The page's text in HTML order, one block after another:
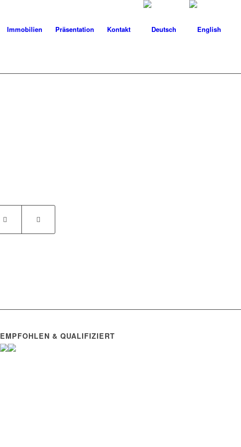
Immobilien Präsentation Kontakt
EMPFOHLEN & QUALIFIZIERT